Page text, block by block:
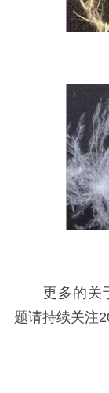
更多的关于
题请持续关注